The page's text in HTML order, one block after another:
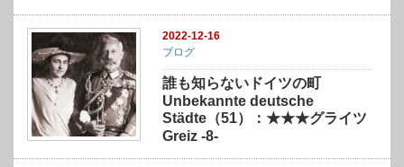
2022-12-16
ブログ
誰も知らないドイツの町
Unbekannte deutsche
Städte（51）：★★★グライツ
Greiz -8-